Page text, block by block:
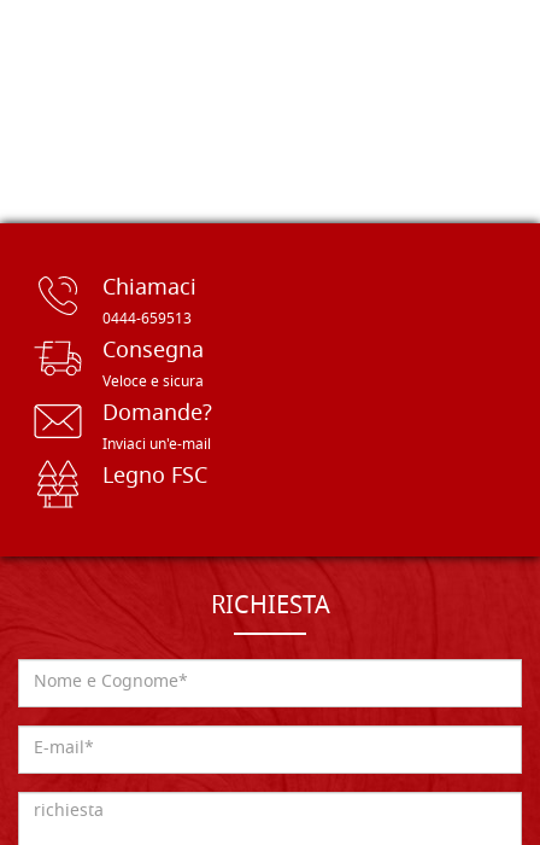
Chiamaci
0444-659513
Consegna
Veloce e sicura
Domande?
Inviaci un'e-mail
Legno FSC
RICHIESTA